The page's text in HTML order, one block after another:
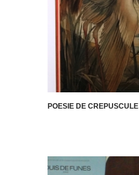
POESIE DE